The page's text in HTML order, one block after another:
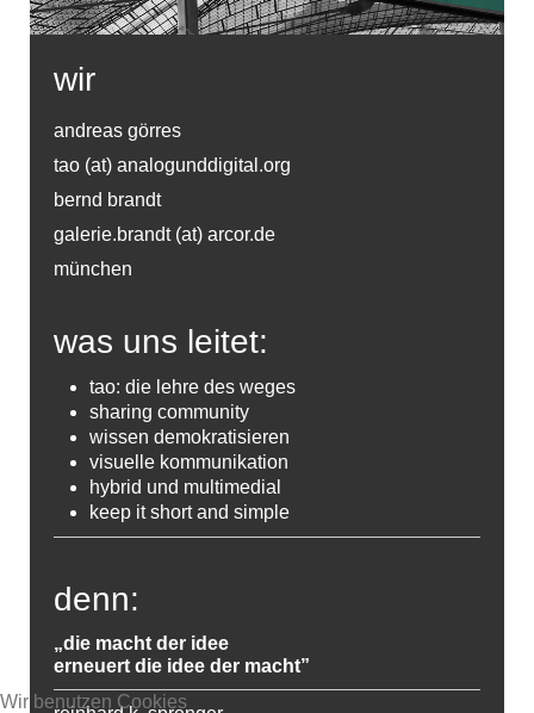
wir
andreas görres
tao (at) analogunddigital.org
bernd brandt
galerie.brandt (at) arcor.de
münchen
was uns leitet:
tao: die lehre des weges
sharing community
wissen demokratisieren
visuelle kommunikation
hybrid und multimedial
keep it short and simple
denn:
„die macht der idee
erneuert die idee der macht”
Wir benutzen Cookies